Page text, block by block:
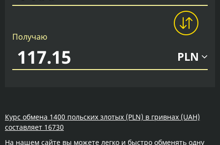
Получаю
PLN
Курс обмена 1400 польских злотых (PLN) в гривнах (UAH)
составляет 16730
На нашем сайте вы можете легко и быстро обменять одну